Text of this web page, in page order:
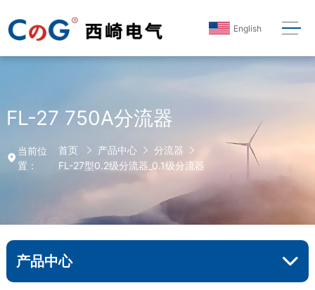
English
FL-27 750A分流器
当前位
置：
首页 产品中心
分流器
FL-27型0.2级分流器_0.1级分流器
产品中心